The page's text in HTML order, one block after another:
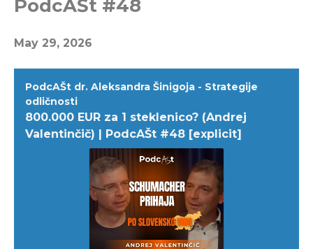
PodcAŠt #48
May 29, 2026